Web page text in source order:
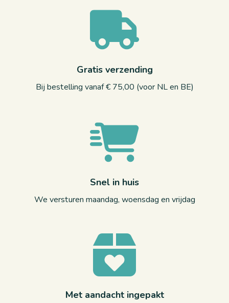
Gratis verzending
Bij bestelling vanaf € 75,00 (voor NL en BE)
Snel in huis
We versturen maandag, woensdag en vrijdag
Met aandacht ingepakt